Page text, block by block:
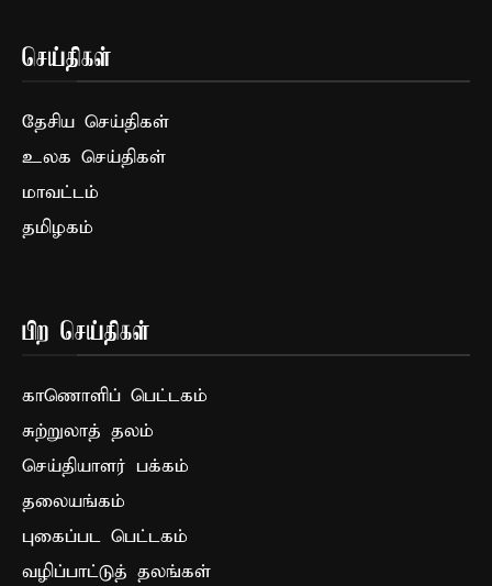
செய்திகள்
தேசிய செய்திகள்
உலக செய்திகள்
மாவட்டம்
தமிழகம்
பிற செய்திகள்
காணொளிப் பெட்டகம்
சுற்றுலாத் தலம்
செய்தியாளர் பக்கம்
தலையங்கம்
புகைப்பட பெட்டகம்
வழிப்பாட்டுத் தலங்கள்